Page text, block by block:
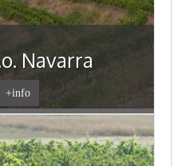
Navarra
+info